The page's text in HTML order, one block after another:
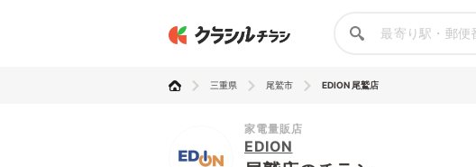
三重県 尾鷲市 EDION 尾鷲店
家電量販店
EDION